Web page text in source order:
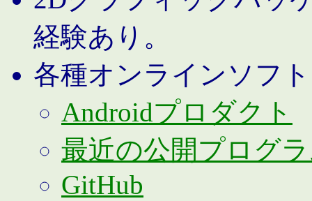
経験あり。
各種オンラインソフ
Androidプロダクト
最近の公開プログ
GitHub